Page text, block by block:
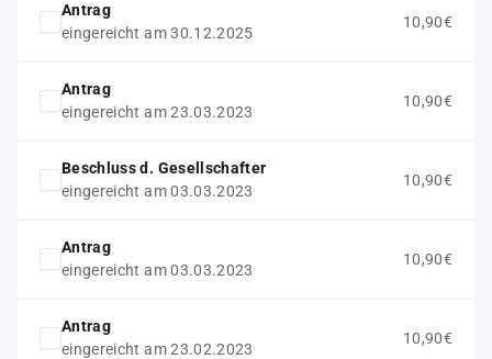
Antrag
eingereicht am 30.12.2025
10,90€
Antrag
eingereicht am 23.03.2023
10,90€
Beschluss d. Gesellschafter
eingereicht am 03.03.2023
10,90€
Antrag
eingereicht am 03.03.2023
10,90€
Antrag
eingereicht am 23.02.2023
10,90€